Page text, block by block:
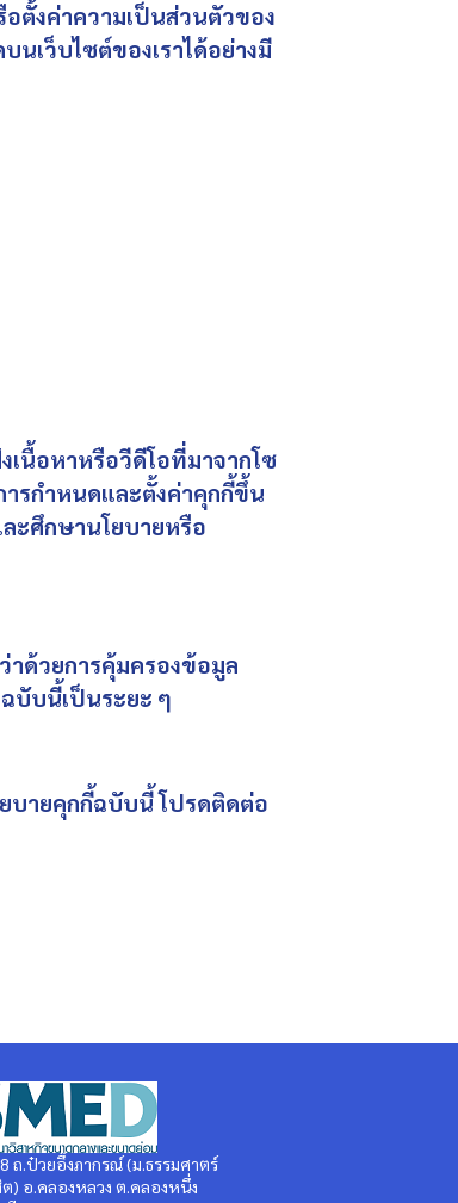
อตั้งค่าความเป็นส่วนตัวของ
เว็บไซต์ของเราได้อย่างมี
เนื้อหาหรือวีดีโอที่มาจากโซ
ารกำหนดและตั้งค่าคุกกี้ขึ้น
ะศึกษานโยบายหรือ
าด้วยการคุ้มครองข้อมูล
บับนี้เป็นระยะ ๆ
บายคุกกี้ฉบับนี้ โปรดติดต่อ
ถ.ป๋วยอึ๊งภากรณ์ (ม.ธรรมศาตร์
) อ.คลองหลวง ต.คลองหนึ่ง